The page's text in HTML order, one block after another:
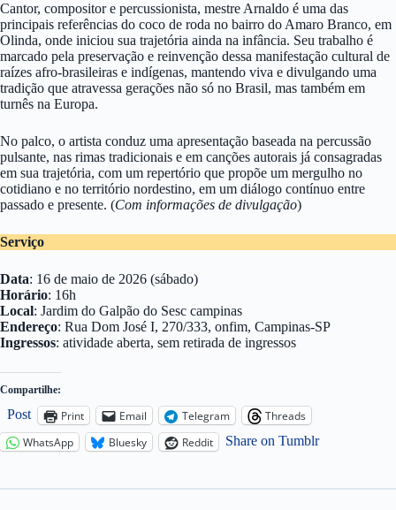
Cantor, compositor e percussionista, mestre Arnaldo é uma das
principais referências do coco de roda no bairro do Amaro Branco, em
Olinda, onde iniciou sua trajetória ainda na infância. Seu trabalho é
marcado pela preservação e reinvenção dessa manifestação cultural de
raízes afro-brasileiras e indígenas, mantendo viva e divulgando uma
tradição que atravessa gerações não só no Brasil, mas também em
turnês na Europa.
No palco, o artista conduz uma apresentação baseada na percussão
pulsante, nas rimas tradicionais e em canções autorais já consagradas
em sua trajetória, com um repertório que propõe um mergulho no
cotidiano e no território nordestino, em um diálogo contínuo entre
passado e presente. (Com informações de divulgação)
Serviço
Data: 16 de maio de 2026 (sábado)
Horário: 16h
Local: Jardim do Galpão do Sesc campinas
Endereço: Rua Dom José I, 270/333, onfim, Campinas-SP
Ingressos: atividade aberta, sem retirada de ingressos
Compartilhe:
Post Print Email Telegram
Threads
WhatsApp
Bluesky Reddit Share on Tumblr